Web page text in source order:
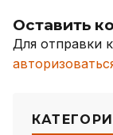
Оставить
Для отправки